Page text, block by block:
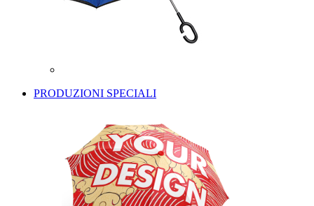
PRODUZIONI SPECIALI